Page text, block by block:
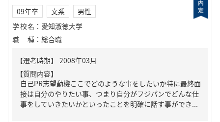
09年卒 文系
男性
学校名 ： 愛知淑徳大学
職種 ： 総合職
【質問内容】
自己PR志望動機ここでどのような事をしたいか特に最終面
接は自分のやりたい事、つまり自分がフジパンでどんな仕
事をしていきたいかといったことを明確に話す事ができ...